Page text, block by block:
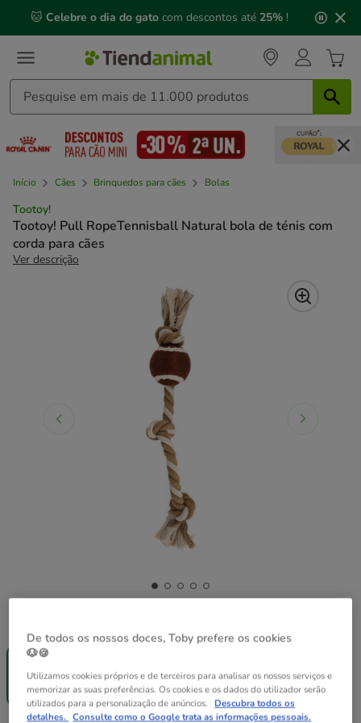
mensagem,
🐱 Celebre o dia do gato com descontos até 25% !
Início Cães Brinquedos para cães Bolas
Tootoy!
Tootoy! Pull RopeTennisball Natural bola de ténis com
corda para cães
Ver descrição
-25% na 2ª
3.99€
Sem Stock
3.99€
De todos os nossos doces, Toby prefere os cookies
🐶🍪
Utilizamos cookies próprios e de terceiros para analisar os nossos serviços e
memorizar as suas preferências. Os cookies e os dados do utilizador serão
utilizados para a personalização de anúncios. Descubra todos os
detalhes. Consulte como o Google trata as informações pessoais.